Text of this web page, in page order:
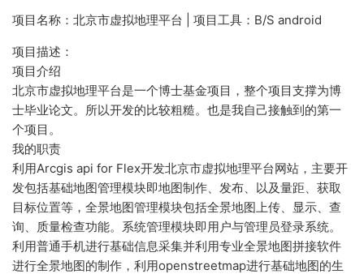
项目名称：北京市虚拟地理平台 | 项目工具：B/S android
项目描述：
项目介绍
北京市虚拟地理平台是一个博士基金项目，整个项目支撑为博
士毕业论文。所以开发的比较粗糙。也是我自己接触到的第一
个项目。
我的职责
利用Arcgis api for Flex开发北京市虚拟地理平台网站，主要开
发包括基础地图管理模块即地图制作、发布、以及量距、获取
目标位置等，全景地图管理模块包括全景地图上传、显示、查
询、质量检查功能。系统管理模块即用户与管理员登录系统。
利用普通手机进行基础信息采集并利用专业全景地图拼接软件
进行全景地图的制作，利用openstreetmap进行基础地图的生